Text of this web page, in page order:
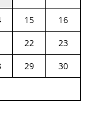
15
16
22
23
29
30